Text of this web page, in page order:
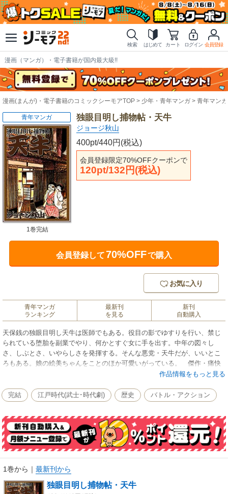
検索 はじめて カート ログイン 会員登録
漫画（マンガ）・電子書籍が国内最大級!!
漫画(まんが)・電子書籍のコミックシーモアTOP 少年・青年マンガ 青年マンガ
独眼目明し捕物帖・天牛
ジョージ秋山
400pt/440円(税込)
会員登録限定70%OFFクーポンで
120pt/132円(税込)
青年マンガ
1巻完結
会員登録して70%OFFで購入
お気に入り
青年マンガ
ランキング
最新刊
を見る
新刊
自動購入
天保銭の独眼目明し天牛は医師でもある。役目の影でゆすりを行い、禁じ
られている堕胎を副業でやり、何かとすぐ女に手を出す。中年の図々し
さ、しぶとさ、いやらしさを発揮する。そんな悪党・天牛だが、いいとこ
ろもある。娘の絵美ちゃんをことのほか可愛いがっている。 傑作・痛快
作品情報をもっと見る
完結 江戸時代(武士･時代劇) 歴史 バトル・アクション
1巻から ｜ 最新刊から
独眼目明し捕物帖・天牛